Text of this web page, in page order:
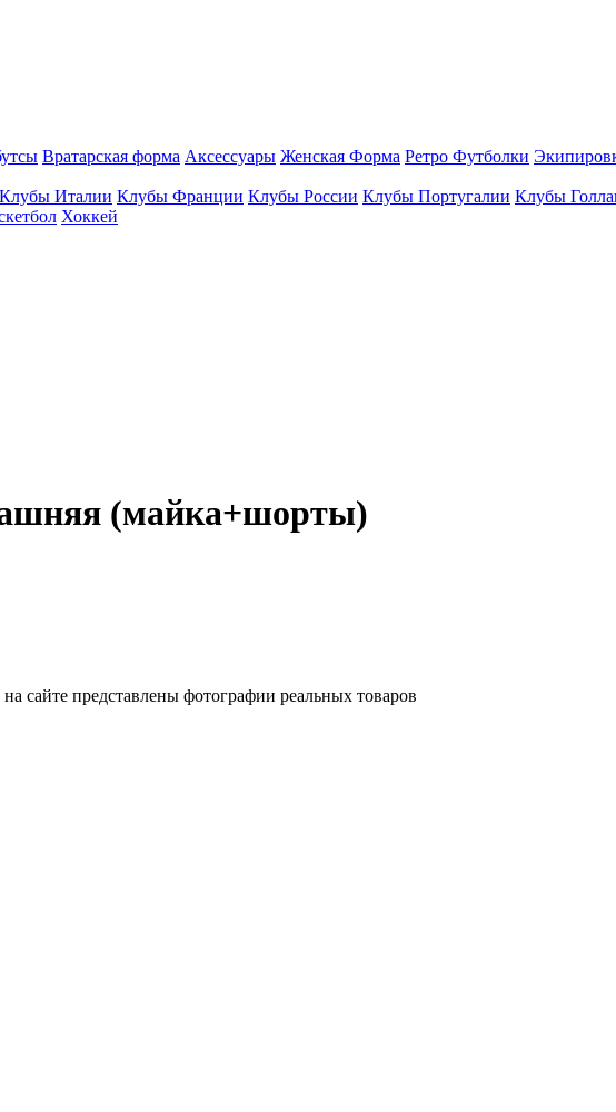
Вратарская форма Аксессуары Женская Форма Ретро Футболки
Клубы Италии Клубы Франции Клубы России Клубы Португалии Клубы
Хоккей
(майка+шорты)
на сайте представлены фотографии реальных товаров